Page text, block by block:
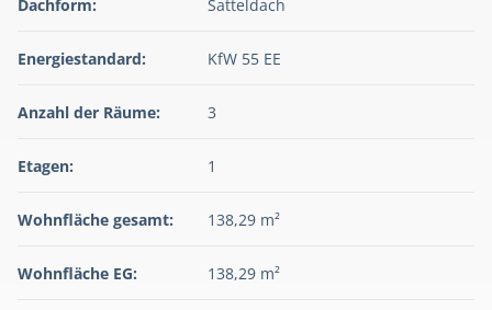
Dachform: Satteldach
Energiestandard: KfW 55 EE
Anzahl der Räume: 3
Etagen: 1
Wohnfläche gesamt: 138,29 m²
Wohnfläche EG: 138,29 m²